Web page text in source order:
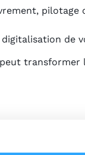
pilotage
de